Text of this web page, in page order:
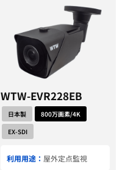
WTW-EVR228EB
日本製
800万画素/4K
EX-SDI
利用用途： 屋外定点監視